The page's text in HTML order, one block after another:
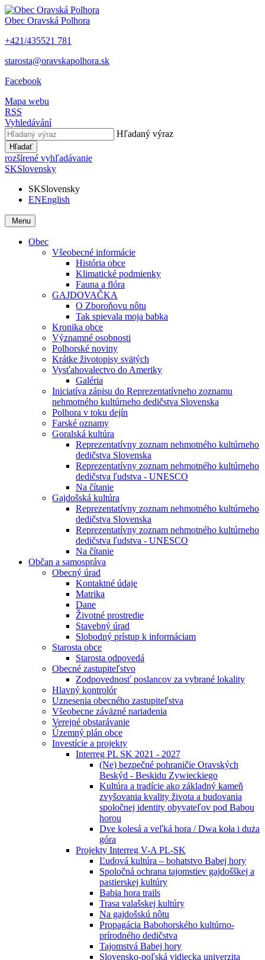
Obec Oravská Polhora
+421/435521 781
starosta@oravskapolhora.sk
Facebook
Mapa webu
RSS
Vyhledávání
Hľadaný výraz
Hľadať
rozšírené vyhľadávanie
SKSlovensky
SKSlovensky
ENEnglish
Menu
Obec
Všeobecné informácie
História obce
Klimatické podmienky
Fauna a flóra
GAJDOVAČKA
O Zboroňovu nôtu
Tak spievala moja babka
Kronika obce
Významné osobnosti
Polhorské noviny
Krátke životopisy svätých
Vysťahovalectvo do Ameriky
Galéria
Iniciatíva zápisu do Reprezentatívneho zoznamu
nehmotného kultúrneho dedičstva Slovenska
Polhora v toku dejín
Farské oznamy
Goralská kultúra
Reprezentatívny zoznam nehmotného kultúrneho
dedičstva Slovenska
Reprezentatívny zoznam nehmotného kultúrneho
dedičstva ľudstva - UNESCO
Na čítanie
Gajdošská kultúra
Reprezentatívny zoznam nehmotného kultúrneho
dedičstva Slovenska
Reprezentatívny zoznam nehmotného kultúrneho
dedičstva ľudstva - UNESCO
Na čítanie
Občan a samospráva
Obecný úrad
Kontaktné údaje
Matrika
Dane
Životné prostredie
Stavebný úrad
Slobodný prístup k informáciam
Starosta obce
Starosta odpovedá
Obecné zastupiteľstvo
Zodpovednosť poslancov za vybrané lokality
Hlavný kontrolór
Uznesenia obecného zastupiteľstva
Všeobecne záväzné nariadenia
Verejné obstarávanie
Územný plán obce
Investície a projekty
Interreg PL SK 2021 - 2027
(Ne) bezpečné pohraničie Oravských
Beskýd - Beskidu Zywieckiego
Kultúra a tradície ako základný kameň
zvyšovania kvality života a budovania
spoločnej identity obyvateľov pod Babou
horou
Dve kolesá a veľká hora / Dwa koła i duża
góra
Projekty Interreg V-A PL-SK
Ľudová kultúra – bohatstvo Babej hory
Spoločná ochrana tajomstiev gajdošškej a
pastierskej kultúry
Babia hora trails
Trasa valašskej kultúry
Na gajdošskú nôtu
Propagácia Babohorského kultúrno-
prírodného dedičstva
Tajomstvá Babej hory
Slovensko-poľská vidiecka univerzita